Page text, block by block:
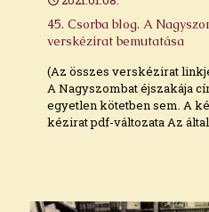
45. Csorba blog. A
verskézirat bemutatása
(Az összes verskézirat
A Nagyszombat éjszakája
egyetlen kötetben sem. A
kézirat pdf-változata Az